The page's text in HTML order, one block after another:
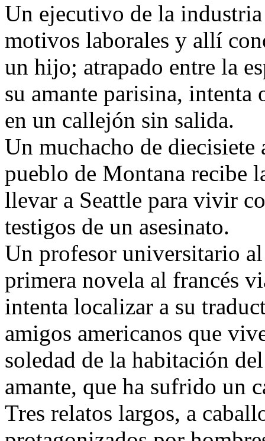
Un ejecutivo de la
motivos laborales y allí
un hijo; atrapado entre la
su amante parisina, intenta
en un callejón sin salida.
Un muchacho de diecisiete
pueblo de Montana recibe
llevar a Seattle para vivir
testigos de un asesinato.
Un profesor universitario
primera novela al francés
intenta localizar a su
amigos americanos que
soledad de la habitación
amante, que ha sufrido un
Tres relatos largos, a